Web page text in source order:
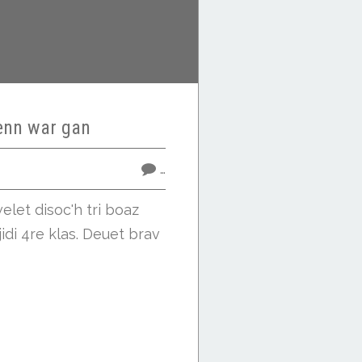
war gan
…
disoc'h tri boaz
4re klas. Deuet brav